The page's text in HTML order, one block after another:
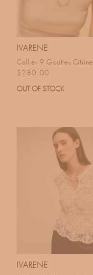
IVARENE
Collier 9 Gouttes Citrine
Prix habituel
$280.00
OUT OF STOCK
IVARENE